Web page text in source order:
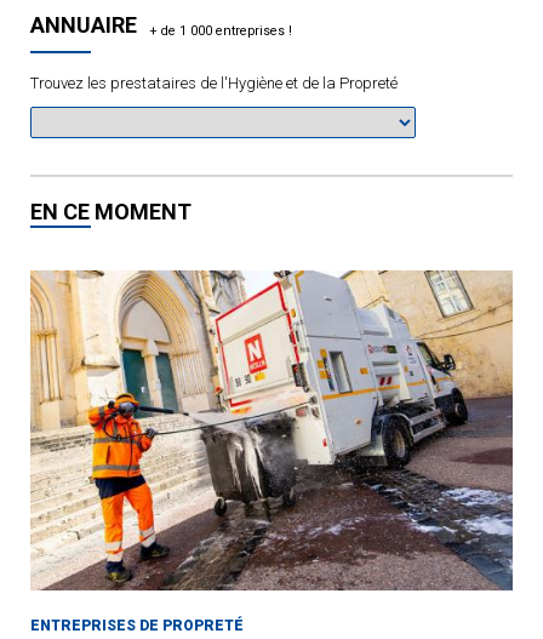
ANNUAIRE
Trouvez les prestataires de l'Hygiène et de la Propreté
EN CE MOMENT
ENTREPRISES DE PROPRETÉ